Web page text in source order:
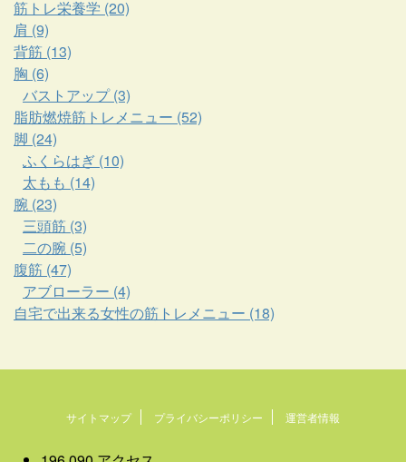
筋トレ栄養学 (20)
肩 (9)
背筋 (13)
胸 (6)
バストアップ (3)
脂肪燃焼筋トレメニュー (52)
脚 (24)
ふくらはぎ (10)
太もも (14)
腕 (23)
三頭筋 (3)
二の腕 (5)
腹筋 (47)
アブローラー (4)
自宅で出来る女性の筋トレメニュー (18)
サイトマップ プライバシーポリシー 運営者情報